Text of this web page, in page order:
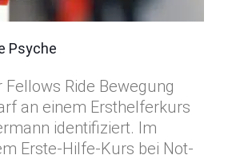
Psyche
Fellows Ride Bewegung
an einem Ersthelferkurs
identifiziert. Im
Erste-Hilfe-Kurs bei Not-